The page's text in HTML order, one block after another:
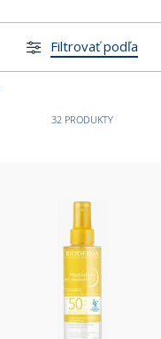
Filtrovať podľa
32 PRODUKTY